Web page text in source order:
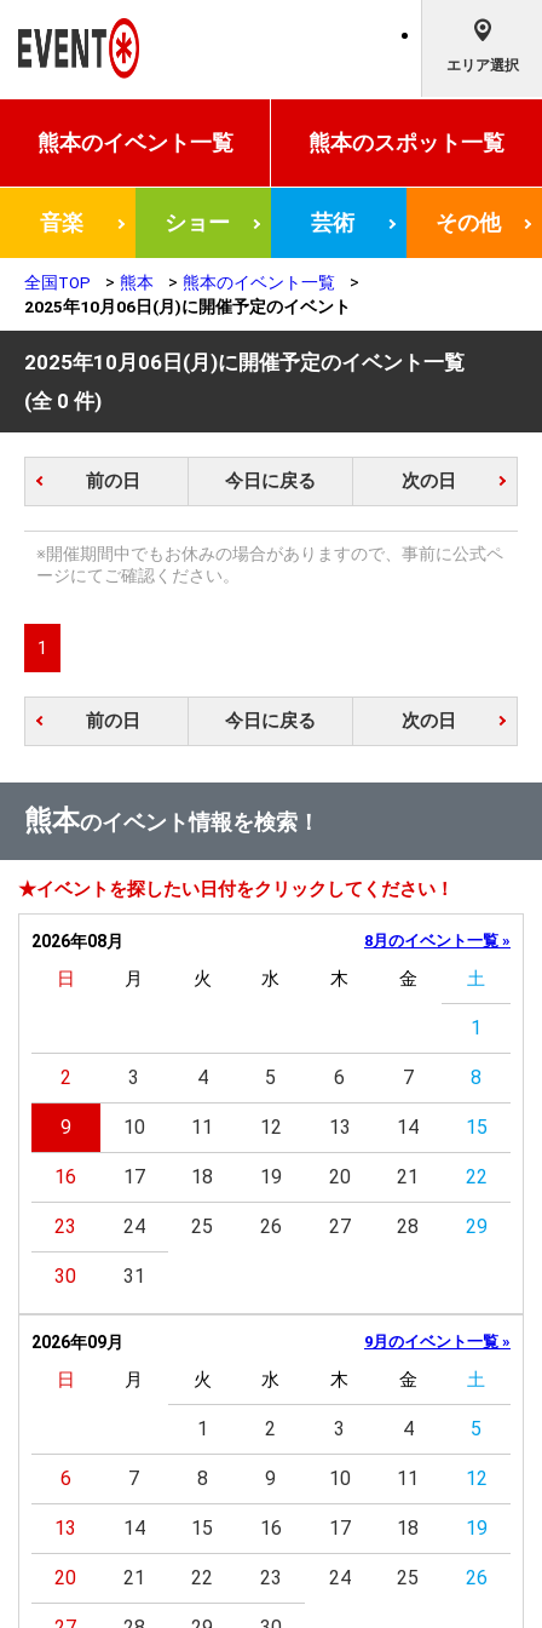
エリア選択
熊本のイベント一覧 熊本のスポット一覧
音楽 ショー 芸術 その他
全国TOP 熊本
熊本のイベント一覧
2025年10月06日(月)に開催予定のイベント
2025年10月06日(月)に開催予定のイベント一覧
(全 0 件)
前の日 今日に戻る 次の日
※開催期間中でもお休みの場合がありますので、事前に公式ペ
ージにてご確認ください。
1
前の日 今日に戻る 次の日
熊本のイベント情報を検索！
★イベントを探したい日付をクリックしてください！
2026年08月 8月のイベント一覧 »
日 月 火 水 木 金 土
1
2 3 4 5 6 7 8
9 10 11 12 13 14 15
16 17 18 19 20 21 22
23 24 25 26 27 28 29
30 31
2026年09月 9月のイベント一覧 »
日 月 火 水 木 金 土
1 2 3 4 5
6 7 8 9 10 11 12
13 14 15 16 17 18 19
20 21 22 23 24 25 26